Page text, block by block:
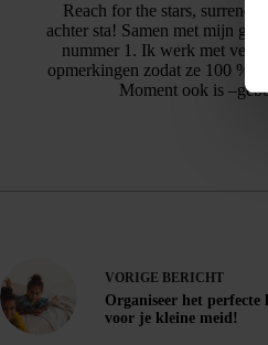
Reach for the stars,
achter sta! Samen met mijn
nummer 1. Ik werk met veel
opmerkingen zodat ze 100 %
Moment ook is
VORIGE BERICHT
Organiseer het perfecte
voor je kleine meid!